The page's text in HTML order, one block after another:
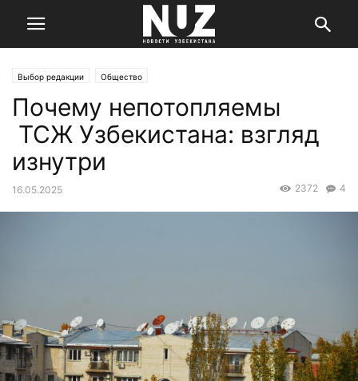
Выбор редакции Общество
Почему непотопляемы
ТСЖ Узбекистана: взгляд
изнутри
16.05.2025 4
2372